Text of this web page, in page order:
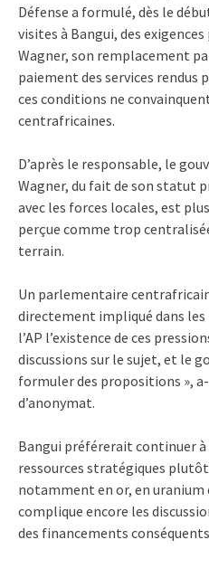
Défense a formulé, dès le
visites à Bangui, des
Wagner, son remplacement
paiement des services rendus
ces conditions ne
centrafricaines.
D’après le responsable, le
Wagner, du fait de son statut
avec les forces locales, est
perçue comme trop
terrain.
Un parlementaire
directement impliqué dans
l’AP l’existence de ces
discussions sur le sujet, et le
formuler des propositions »,
d’anonymat.
Bangui préférerait continuer à
ressources stratégiques
notamment en or, en uranium
complique encore les
des financements